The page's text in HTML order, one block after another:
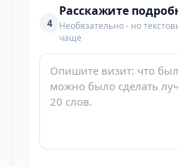
4
Расскажите
Необязательно - но
чаще